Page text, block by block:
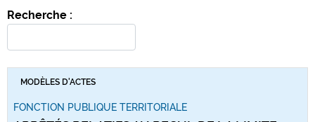
Recherche :
MODÈLES D'ACTES
FONCTION PUBLIQUE TERRITORIALE